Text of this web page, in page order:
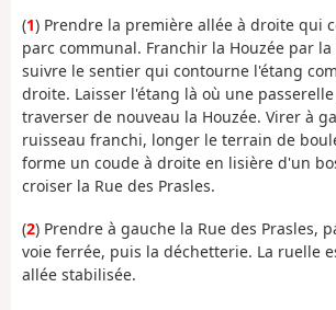
(1) Prendre la première allée à droite qui
parc communal. Franchir la Houzée par
suivre le sentier qui contourne l'étang
droite. Laisser l'étang là où une
traverser de nouveau la Houzée. Virer à
ruisseau franchi, longer le terrain de
forme un coude à droite en lisière d'un
croiser la Rue des Prasles.
(2) Prendre à gauche la Rue des Prasles,
voie ferrée, puis la déchetterie. La ruelle
allée stabilisée.